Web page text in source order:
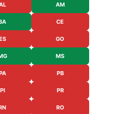
AM
CE
GO
MS
PB
PI PR
RO